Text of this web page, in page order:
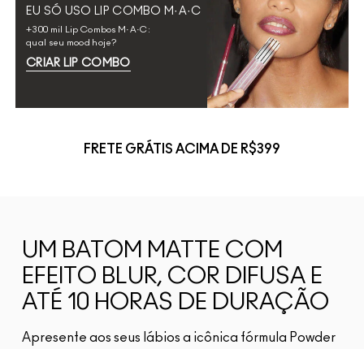
EU SÓ USO LIP COMBO M·A·C
+300 mil Lip Combos M·A·C:
qual seu mood hoje?
CRIAR LIP COMBO
FRETE GRÁTIS ACIMA DE R$399
UM BATOM MATTE COM
EFEITO BLUR, COR DIFUSA E
ATÉ 10 HORAS DE DURAÇÃO
Apresente aos seus lábios a icônica fórmula Powder